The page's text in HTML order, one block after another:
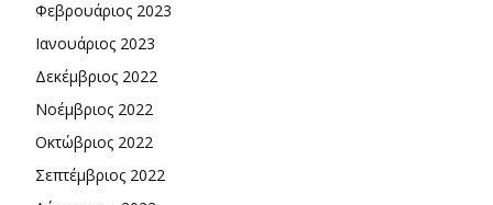
Φεβρουάριος 2023
Ιανουάριος 2023
Δεκέμβριος 2022
Νοέμβριος 2022
Οκτώβριος 2022
Σεπτέμβριος 2022